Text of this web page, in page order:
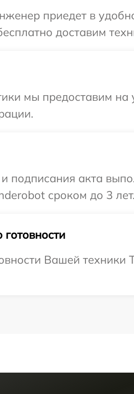
приедет в
доставим
мы предоставим
подписания акта
сроком до 3 лет.
Вашей техники